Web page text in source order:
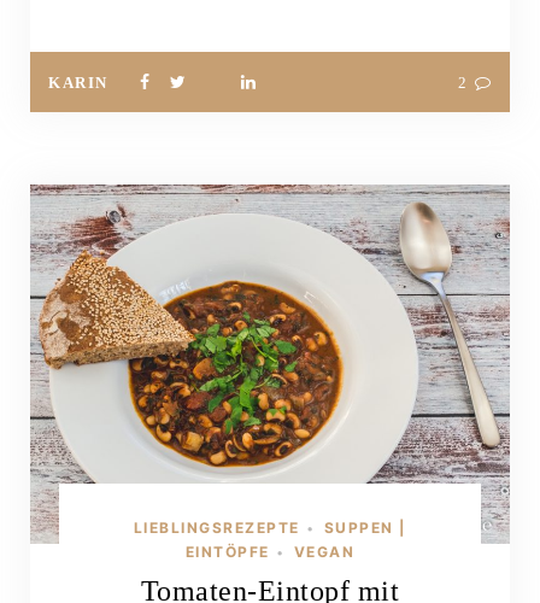
KARIN 2
LIEBLINGSREZEPTE •
SUPPEN |
EINTÖPFE • VEGAN
Tomaten-Eintopf mit